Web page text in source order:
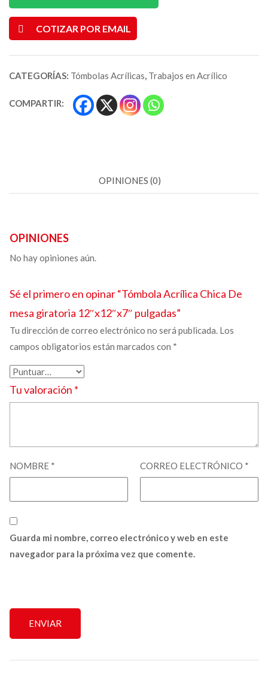
COTIZAR POR EMAIL
CATEGORÍAS: Tómbolas Acrílicas, Trabajos en Acrílico
COMPARTIR:
OPINIONES (0)
OPINIONES
No hay opiniones aún.
Sé el primero en opinar “Tómbola Acrílica Chica De
mesa giratoria 12″x12″x7″ pulgadas”
Tu dirección de correo electrónico no será publicada. Los
campos obligatorios están marcados con *
Tu valoración *
NOMBRE * CORREO ELECTRÓNICO *
Guarda mi nombre, correo electrónico y web en este
navegador para la próxima vez que comente.